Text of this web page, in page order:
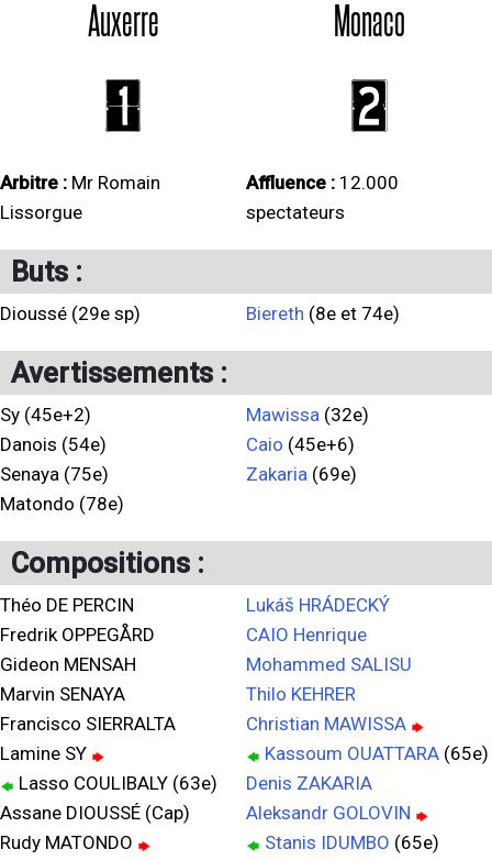
Auxerre Monaco
1 2
Arbitre : Mr Romain
Lissorgue
Affluence : 12.000
spectateurs
Buts :
Dioussé (29e sp) Biereth (8e et 74e)
Avertissements :
Sy (45e+2)
Danois (54e)
Senaya (75e)
Matondo (78e)
Mawissa (32e)
Caio (45e+6)
Zakaria (69e)
Compositions :
Théo DE PERCIN
Fredrik OPPEGÅRD
Gideon MENSAH
Marvin SENAYA
Francisco SIERRALTA
Lamine SY
Lasso COULIBALY (63e)
Assane DIOUSSÉ (Cap)
Rudy MATONDO
Lukáš HRÁDECKÝ
CAIO Henrique
Mohammed SALISU
Thilo KEHRER
Christian MAWISSA
Kassoum OUATTARA (65e)
Denis ZAKARIA
Aleksandr GOLOVIN
Stanis IDUMBO (65e)